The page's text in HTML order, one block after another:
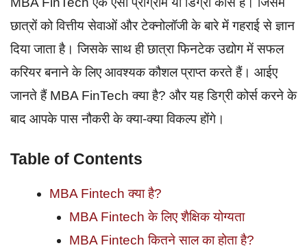
छात्रों को वित्तीय सेवाओं और टेक्नोलॉजी के बारे में गहराई से ज्ञान
दिया जाता है। जिसके साथ ही छात्रा फिनटेक उद्योग में सफल
करियर बनाने के लिए आवश्यक कौशल प्राप्त करते हैं। आईए
जानते हैं MBA FinTech क्या है? और यह डिग्री कोर्स करने के
बाद आपके पास नौकरी के क्या-क्या विकल्प होंगे।
Table of Contents
MBA Fintech क्या है?
MBA Fintech के लिए शैक्षिक योग्यता
MBA Fintech कितने साल का होता है?